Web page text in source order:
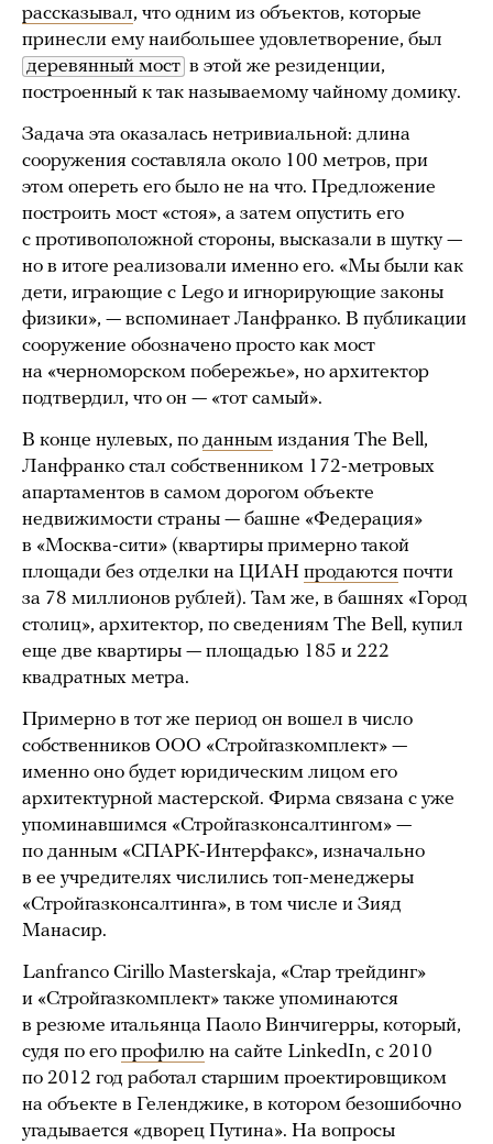
рассказывал, что одним из объектов, которые
принесли ему наибольшее удовлетворение, был
деревянный мост в этой же резиденции,
построенный к так называемому чайному домику.
Задача эта оказалась нетривиальной: длина
сооружения составляла около 100 метров, при
этом опереть его было не на что. Предложение
построить мост «стоя», а затем опустить его
с противоположной стороны, высказали в шутку —
но в итоге реализовали именно его. «Мы были как
дети, играющие с Lego и игнорирующие законы
физики», — вспоминает Ланфранко. В публикации
сооружение обозначено просто как мост
на «черноморском побережье», но архитектор
подтвердил, что он — «тот самый».
В конце нулевых, по данным издания The Bell,
Ланфранко стал собственником 172-метровых
апартаментов в самом дорогом объекте
недвижимости страны — башне «Федерация»
в «Москва-сити» (квартиры примерно такой
площади без отделки на ЦИАН продаются почти
за 78 миллионов рублей). Там же, в башнях «Город
столиц», архитектор, по сведениям The Bell, купил
еще две квартиры — площадью 185 и 222
квадратных метра.
Примерно в тот же период он вошел в число
собственников ООО «Стройгазкомплект» —
именно оно будет юридическим лицом его
архитектурной мастерской. Фирма связана с уже
упоминавшимся «Стройгазконсалтингом» —
по данным «СПАРК-Интерфакс», изначально
в ее учредителях числились топ-менеджеры
«Стройгазконсалтинга», в том числе и Зияд
Манасир.
Lanfranco Cirillo Masterskaja, «Стар трейдинг»
и «Стройгазкомплект» также упоминаются
в резюме итальянца Паоло Винчигерры, который,
судя по его профилю на сайте LinkedIn, с 2010
по 2012 год работал старшим проектировщиком
на объекте в Геленджике, в котором безошибочно
угадывается «дворец Путина». На вопросы